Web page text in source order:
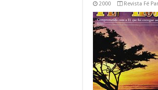
2000 Revista Fé